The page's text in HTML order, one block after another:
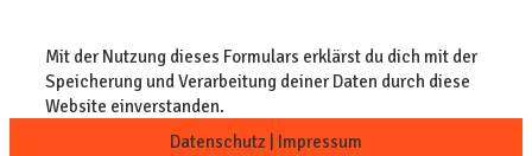
Datenschutz Impressum
Mit der Nutzung dieses Formulars erklärst du dich mit der
Speicherung und Verarbeitung deiner Daten durch diese
Website einverstanden.